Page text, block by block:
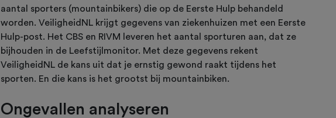
aantal sporters (mountainbikers) die op de Eerste Hulp behandeld
worden. VeiligheidNL krijgt gegevens van ziekenhuizen met een Eerste
Hulp-post. Het CBS en RIVM leveren het aantal sporturen aan, dat ze
bijhouden in de Leefstijlmonitor. Met deze gegevens rekent
VeiligheidNL de kans uit dat je ernstig gewond raakt tijdens het
sporten. En die kans is het grootst bij mountainbiken.
Ongevallen analyseren